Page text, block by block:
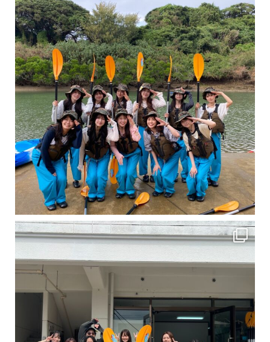
卒業旅行シーズンという事で学生のお客様が増えております！ お友達、家族、好き